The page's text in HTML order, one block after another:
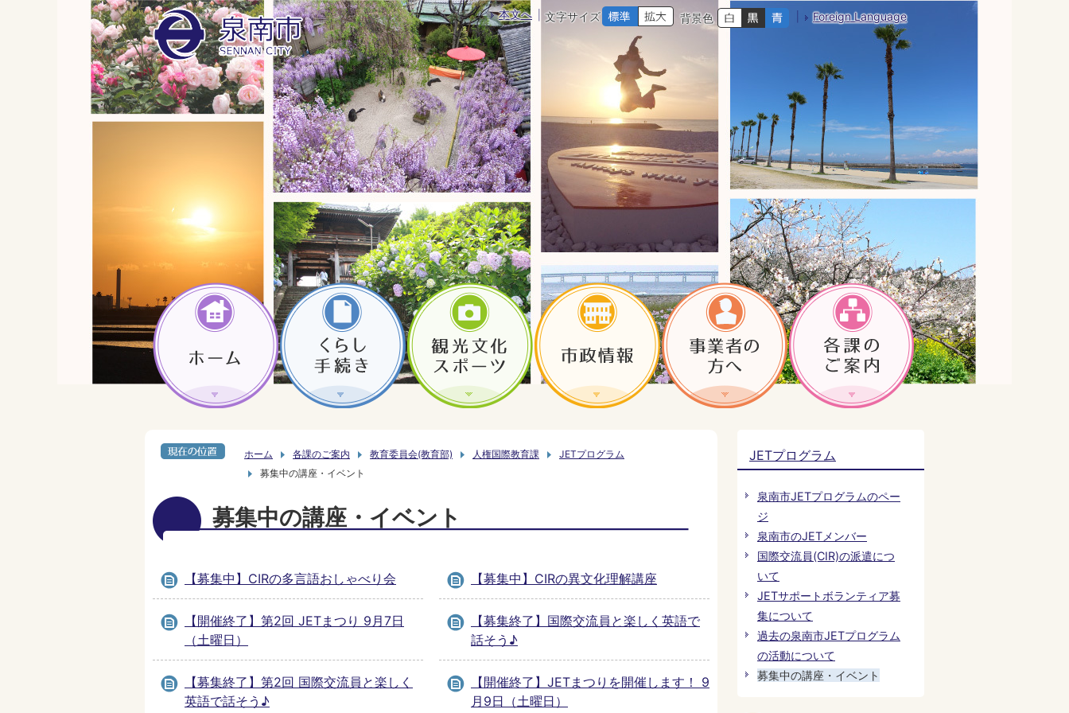
本文へ 文字サイズ 背景色 Foreign Language
ホーム 各課のご案内 教育委員会(教育部) 人権国際教育課
JETプログラム
募集中の講座・イベント
募集中の講座・イベント
【募集中】CIRの多言語おしゃべり会 【募集中】CIRの異文化理解講座
【開催終了】第2回 JETまつり 9月7日
（土曜日）
【募集終了】国際交流員と楽しく英語で
話そう♪
【募集終了】第2回 国際交流員と楽しく
英語で話そう♪
【開催終了】JETまつりを開催します！ 9
月9日（土曜日）
JETプログラム
泉南市JETプログラムのペー
ジ
泉南市のJETメンバー
国際交流員(CIR)の派遣につ
いて
JETサポートボランティア募
集について
過去の泉南市JETプログラム
の活動について
募集中の講座・イベント